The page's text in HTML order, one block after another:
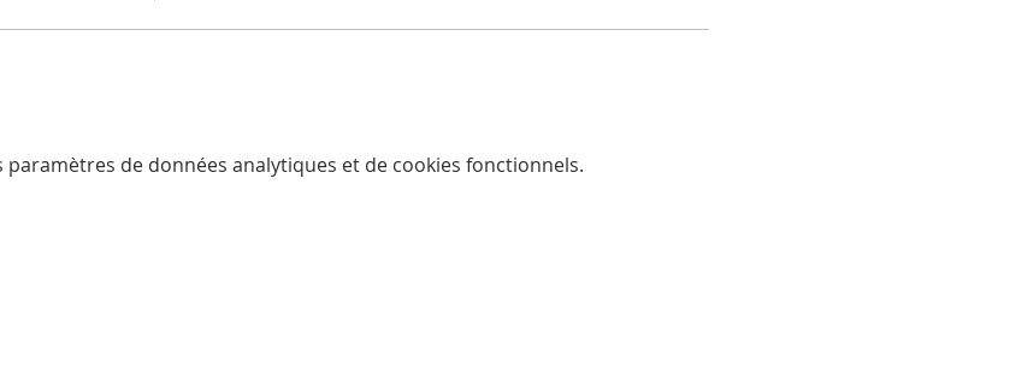
de données analytiques et de cookies fonctionnels.